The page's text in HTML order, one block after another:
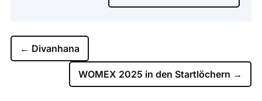
← Divanhana
WOMEX 2025 in den Startlöchern →